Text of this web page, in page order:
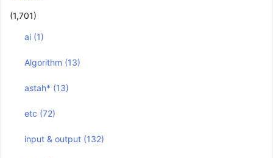
(1,701)
ai (1)
Algorithm (13)
astah* (13)
etc (72)
input & output (132)